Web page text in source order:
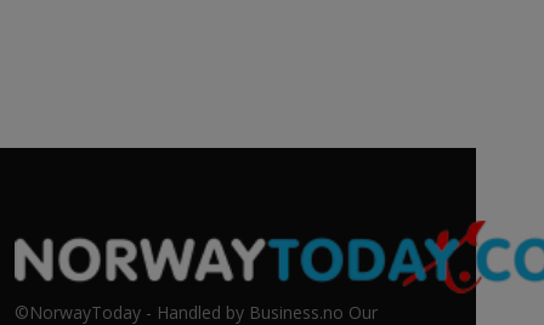
©NorwayToday - Handled by Business.no Our